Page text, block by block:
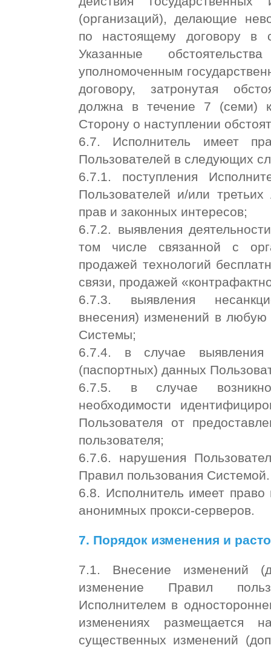
(организаций), делающие
по настоящему договору в
Указанные
уполномоченным
договору, затронутая
должна в течение 7 (семи)
Сторону о наступлении
6.7. Исполнитель имеет
Пользователей в следующих
6.7.1. поступления
Пользователей и/или
прав и законных интересов;
6.7.2. выявления
том числе связанной с
продажей технологий
связи, продажей
6.7.3. выявления
внесения) изменений в любую
Системы;
6.7.4. в случае выявления
(паспортных) данных
6.7.5. в случае
необходимости
Пользователя от
пользователя;
6.7.6. нарушения
Правил пользования
6.8. Исполнитель имеет
анонимных прокси-серверов.
7. Порядок изменения и
7.1. Внесение изменений
изменение Правил
Исполнителем в
изменениях размещается
существенных изменений